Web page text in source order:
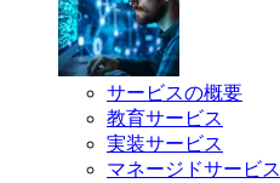
サービスの概要
教育サービス
実装サービス
マネージドサービス